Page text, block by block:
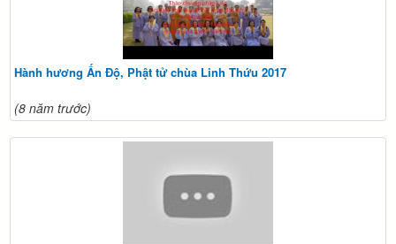
Hành hương Ấn Độ, Phật tử chùa Linh Thứu 2017
(8 năm trước)